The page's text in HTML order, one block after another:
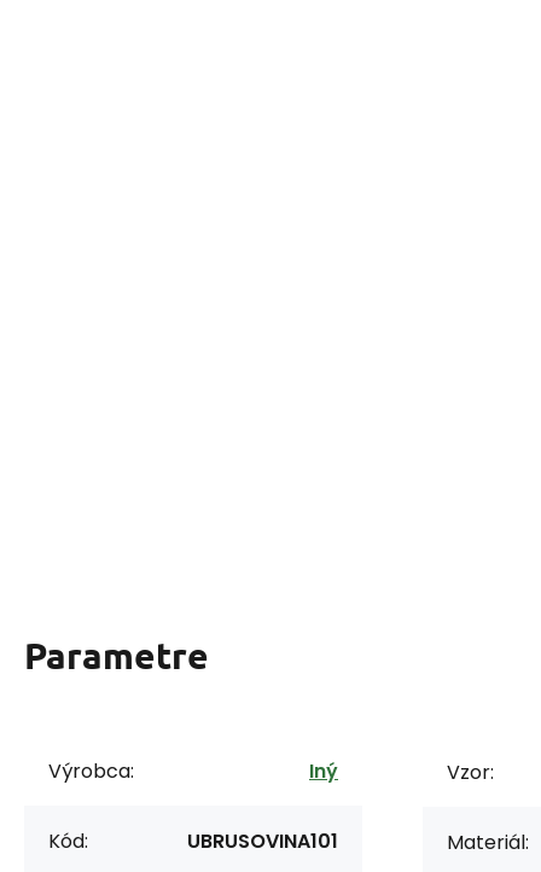
Parametre
Výrobca: Iný
Kód: UBRUSOVINA101
Vzor:
Materiál: